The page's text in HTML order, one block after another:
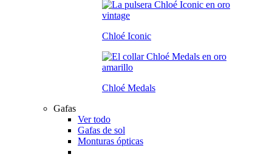
Chloé Iconic
Chloé Medals
Gafas
Ver todo
Gafas de sol
Monturas ópticas